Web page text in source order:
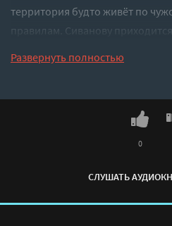
территория будто живёт по
правилам. Сиванову
Развернуть полностью
СЛУШАТЬ
0